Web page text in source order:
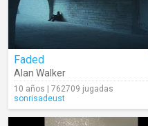
Faded
Alan Walker
10 años | 762709 jugadas
sonrisadeust